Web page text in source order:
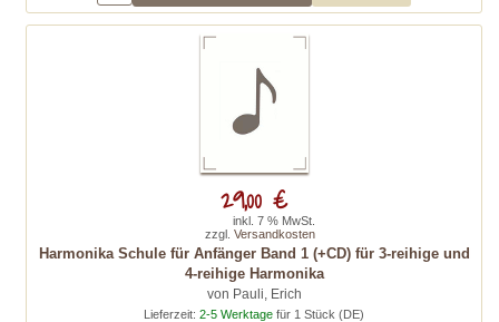
Harmonika Schule für Anfänger Band 1 (+CD) für 3-reihige und
4-reihige Harmonika
von Pauli, Erich
Lieferzeit: 2-5 Werktage für 1 Stück (DE)
29,00 €
inkl. 7 % MwSt.
zzgl. Versandkosten